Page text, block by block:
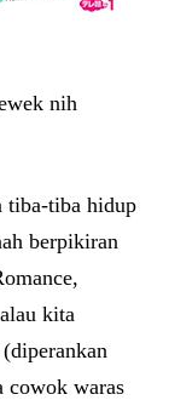
nih
tiba-tiba hidup
berpikiran
kita
cowok waras